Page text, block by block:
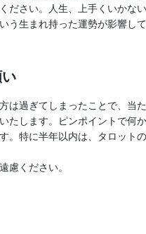
さい。人生、上手くいかな
う生まれ持った運勢が影響し
は過ぎてしまったことで、当
たします。ピンポイントで何
。特に半年以内は、タロット
慮ください。